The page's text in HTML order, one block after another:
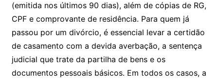
(emitida nos últimos 90 dias), além de cópias de RG,
CPF e comprovante de residência. Para quem já
passou por um divórcio, é essencial levar a certidão
de casamento com a devida averbação, a sentença
judicial que trate da partilha de bens e os
documentos pessoais básicos. Em todos os casos, a